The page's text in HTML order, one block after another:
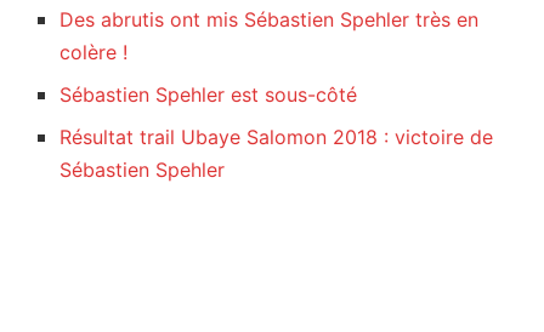
Des abrutis ont mis Sébastien Spehler très en
colère !
Sébastien Spehler est sous-côté
Résultat trail Ubaye Salomon 2018 : victoire de
Sébastien Spehler